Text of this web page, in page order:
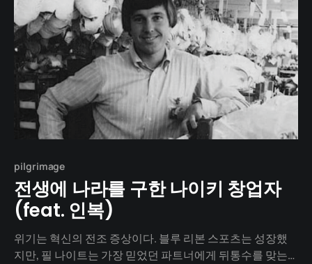
pilgrimage
전생에 나라를 구한 나이키 창업자
(feat. 인복)
위기는 혁신의 전조 증상이다. 블루 리본 스포츠는 성장했
지만, 필 나이트는 가장 믿었던 파트너에게 뒤통수를 맞는